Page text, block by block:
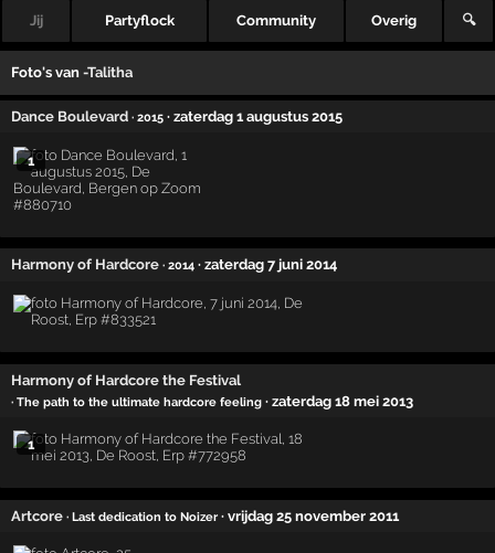
Jij Partyflock Community Overig 🔍
Foto's van-Talitha
Dance Boulevard · 2015 · zaterdag 1 augustus 2015
1
Harmony of Hardcore · 2014 · zaterdag 7 juni 2014
Harmony of Hardcore the Festival
· The path to the ultimate hardcore feeling · zaterdag 18 mei 2013
1
Artcore · Last dedication to Noizer · vrijdag 25 november 2011